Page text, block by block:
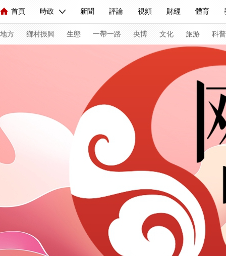
首頁 時政 新聞 評論 視頻 財經 體育
人民領袖習近平 聯播+ 中國領導人 央視快評 習式妙語
直播 片庫 欄目大全 節目單 聽音 微視頻 主持人
海外頻道 iPanda English Монгол
地方 鄉村振興 生態 一帶一路 央博 文化 旅游 科普
共産黨員網 紀錄片網
新聞 國際
人民領袖習近平 聯播+ 熱解讀 天天學習 習式妙語
小央直播 直播中國 熊貓頻道
藍海中國 新兵請入列
體育 競猜 2026年世界盃 2026年冬奧會
CCTV奧林匹克頻道 生活體育大會 體育江湖
鄉村振興 生態環境 一帶一路 央博